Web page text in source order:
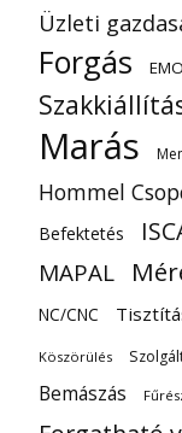
Üzleti
Forgás
Marás
Hommel
Befektetés
MAPAL
NC/CNC
Köszörülés
Bemászás